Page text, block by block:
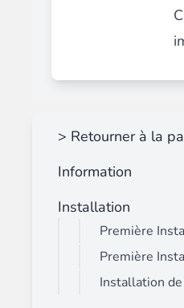
> Retourner à la
Information
Installation
Première
Première
Installation